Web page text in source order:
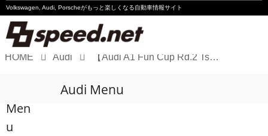
Volkswagen, Audi, Porscheがもっと楽しくなる自動車情報サイト
Audi
HOME Audi 【Audi A1 Fun Cup Rd.2 Tsukuba】齋藤克康がポールトゥウィンで初優勝
Men
u
Audi Menu